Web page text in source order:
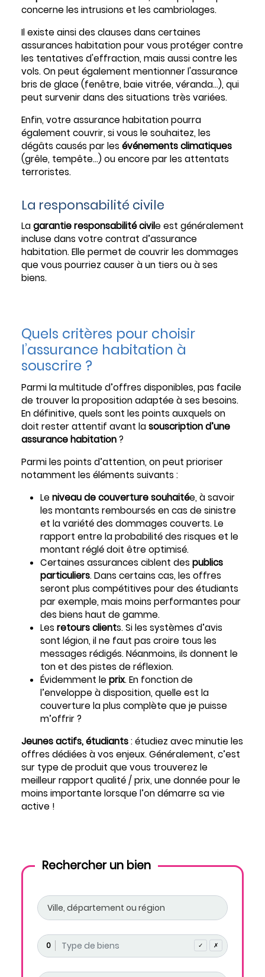
concerne les intrusions et les cambriolages.
Il existe ainsi des clauses dans certaines
assurances habitation pour vous protéger contre
les tentatives d'effraction, mais aussi contre les
vols. On peut également mentionner l'assurance
bris de glace (fenêtre, baie vitrée, véranda...), qui
peut survenir dans des situations très variées.
Enfin, votre assurance habitation pourra
également couvrir, si vous le souhaitez, les
dégâts causés par les événements climatiques
(grêle, tempête...) ou encore par les attentats
terroristes.
La responsabilité civile
Lagarantie responsabilité civile est généralement
incluse dans votre contrat d’assurance
habitation. Elle permet de couvrir les dommages
que vous pourriez causer à un tiers ou à ses
biens.
Quels critères pour choisir
l’assurance habitation à
souscrire ?
Parmi la multitude d’offres disponibles, pas facile
de trouver la proposition adaptée à ses besoins.
En définitive, quels sont les points auxquels on
doit rester attentif avant lasouscription d’une
assurance habitation?
Parmi les points d’attention, on peut prioriser
notamment les éléments suivants :
Le niveau de couverture souhaitée, à savoir
les montants remboursés en cas de sinistre
et la variété des dommages couverts. Le
rapport entre la probabilité des risques et le
montant réglé doit être optimisé.
Certaines assurances ciblent des publics
particuliers. Dans certains cas, les offres
seront plus compétitives pour des étudiants
par exemple, mais moins performantes pour
des biens haut de gamme.
Les retours clients. Si les systèmes d’avis
sont légion, il ne faut pas croire tous les
messages rédigés. Néanmoins, ils donnent le
ton et des pistes de réflexion.
Évidemment le prix. En fonction de
l’enveloppe à disposition, quelle est la
couverture la plus complète que je puisse
m’offrir ?
Jeunes actifs, étudiants: étudiez avec minutie les
offres dédiées à vos enjeux. Généralement, c’est
sur type de produit que vous trouverez le
meilleur rapport qualité / prix, une donnée pour le
moins importante lorsque l’on démarre sa vie
active !
Rechercher un bien
0 ✓ ✗